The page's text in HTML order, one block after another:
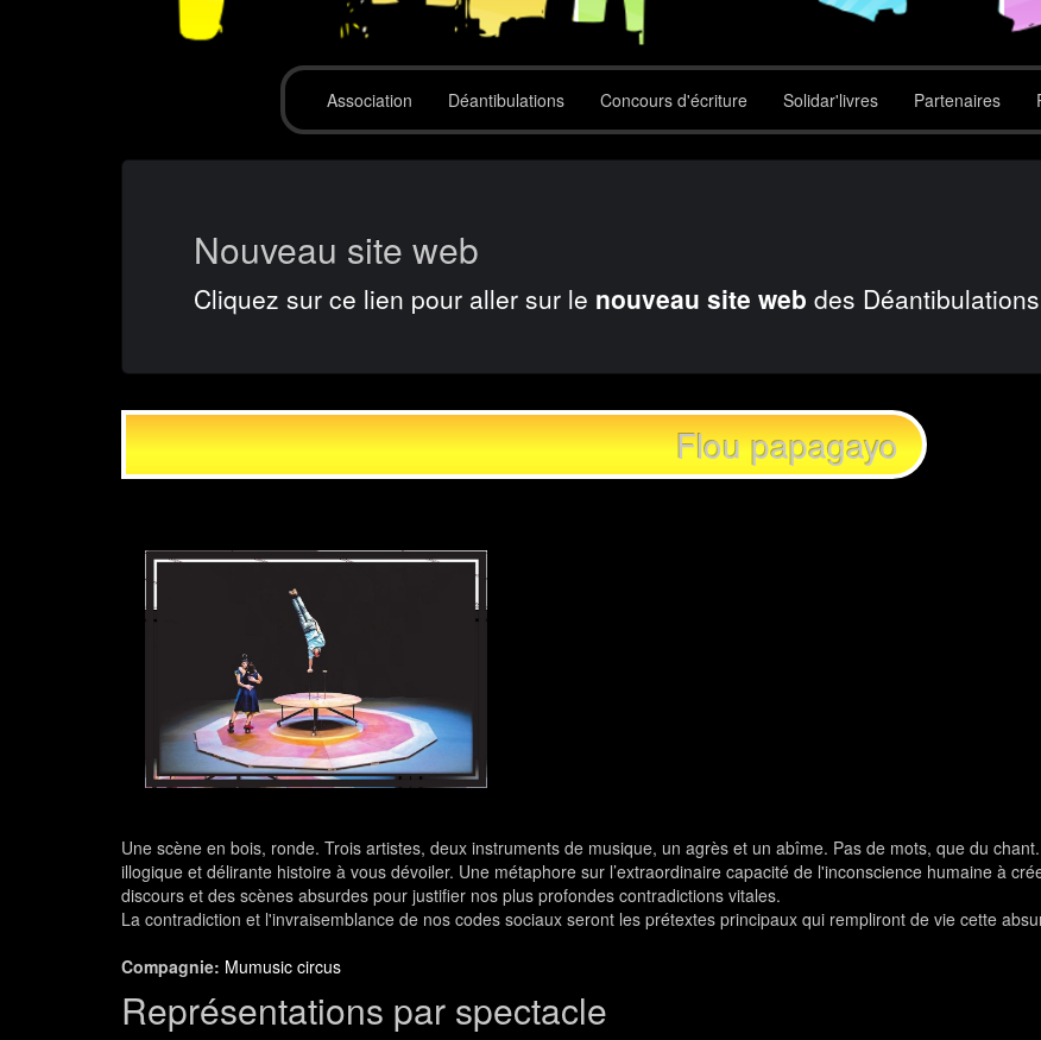
Association Déantibulations Concours d'écriture Solidar'livres Partenaires
Nouveau site web
Cliquez sur ce lien pour aller sur le nouveau site web des
Flou papagayo
Une scène en bois, ronde. Trois artistes, deux instruments de musique, un agrès et un abîme. Pas de mots, que du
illogique et délirante histoire à vous dévoiler. Une métaphore sur l’extraordinaire capacité de l'inconscience humaine à
discours et des scènes absurdes pour justifier nos plus profondes contradictions vitales.
La contradiction et l'invraisemblance de nos codes sociaux seront les prétextes principaux qui rempliront de vie cette
Compagnie: Mumusic circus
Représentations par spectacle